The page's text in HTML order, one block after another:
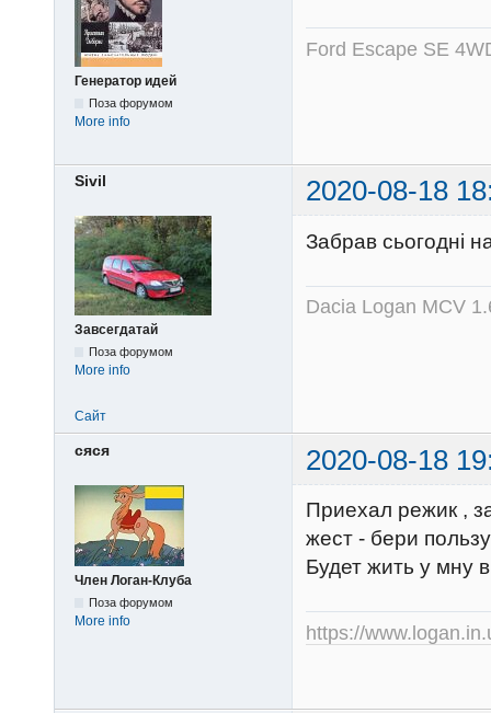
Генератор идей
Поза форумом
More info
Ford Escape SE
Sivil 2020-08-18
Завсегдатай
Поза форумом
More info
Забрав сьогодні
Dacia Logan MCV
Сайт
сяся 2020-08-18
Член Логан-Клуба
Поза форумом
More info
Приехал режик ,
жест - бери
Будет жить у мну
https://